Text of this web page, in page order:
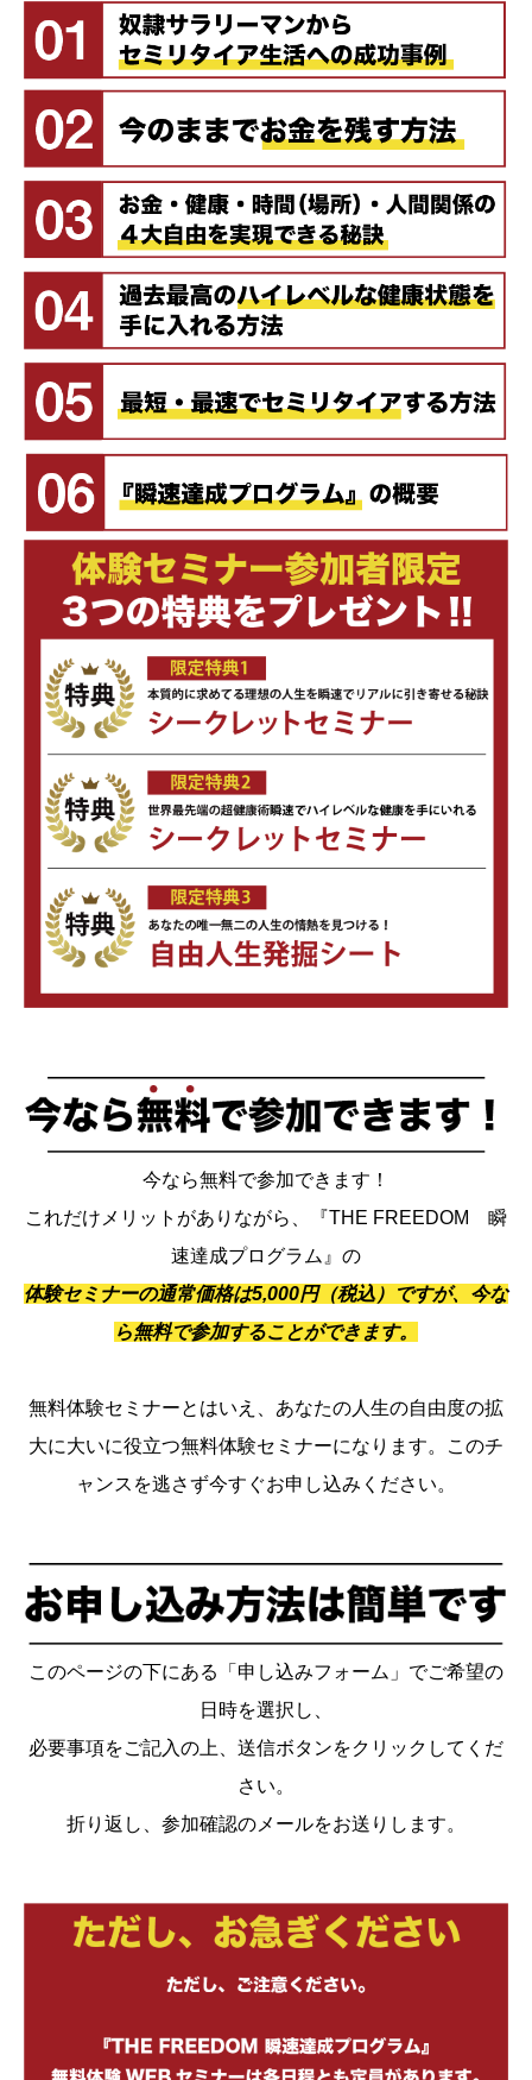
今なら無料で参加できます！
これだけメリットがありながら、『THE FREEDOM 瞬
速達成プログラム』の
体験セミナーの通常価格は5,000円（税込）ですが、今な
ら無料で参加することができます。
無料体験セミナーとはいえ、あなたの人生の自由度の拡
大に大いに役立つ無料体験セミナーになります。このチ
ャンスを逃さず今すぐお申し込みください。
このページの下にある「申し込みフォーム」でご希望の
日時を選択し、
必要事項をご記入の上、送信ボタンをクリックしてくだ
さい。
折り返し、参加確認のメールをお送りします。